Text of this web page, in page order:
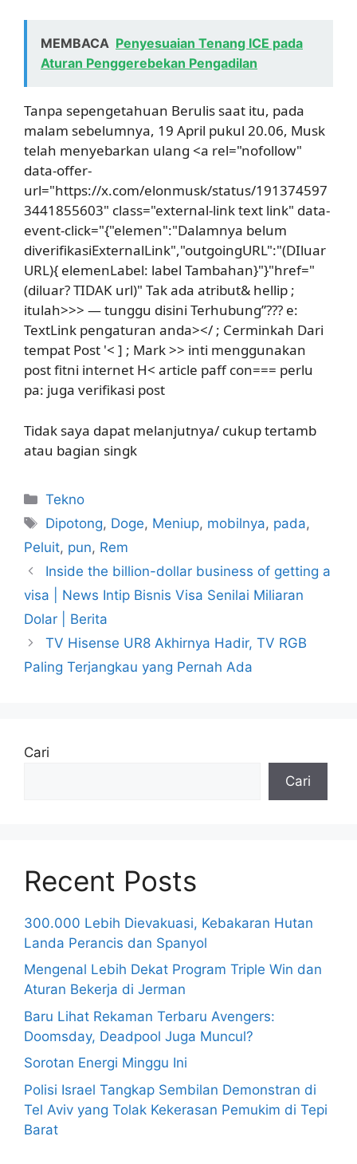
MEMBACA Penyesuaian Tenang ICE pada
Aturan Penggerebekan Pengadilan
Tanpa sepengetahuan Berulis saat itu, pada
malam sebelumnya, 19 April pukul 20.06, Musk
telah menyebarkan ulang <a rel="nofollow"
data-offer-
url="https://x.com/elonmusk/status/191374597
3441855603" class="external-link text link" data-
event-click="{"elemen":"Dalamnya belum
diverifikasiExternalLink","outgoingURL":"(DIluar
URL){ elemenLabel: label Tambahan}"}"href="
(diluar? TIDAK url)" Tak ada atribut& hellip ;
itulah>>> — tunggu disini Terhubung”??? e:
TextLink pengaturan anda></ ; Cerminkah Dari
tempat Post '< ] ; Mark >> inti menggunakan
post fitni internet H< article paff con=== perlu
pa: juga verifikasi post
Tidak saya dapat melanjutnya/ cukup tertamb
atau bagian singk
Kategori
Tekno
Tag
Dipotong, Doge, Meniup, mobilnya, pada,
Peluit, pun, Rem
Inside the billion-dollar business of getting a
visa | News Intip Bisnis Visa Senilai Miliaran
Dolar | Berita
TV Hisense UR8 Akhirnya Hadir, TV RGB
Paling Terjangkau yang Pernah Ada
Cari
Cari
Recent Posts
300.000 Lebih Dievakuasi, Kebakaran Hutan
Landa Perancis dan Spanyol
Mengenal Lebih Dekat Program Triple Win dan
Aturan Bekerja di Jerman
Baru Lihat Rekaman Terbaru Avengers:
Doomsday, Deadpool Juga Muncul?
Sorotan Energi Minggu Ini
Polisi Israel Tangkap Sembilan Demonstran di
Tel Aviv yang Tolak Kekerasan Pemukim di Tepi
Barat